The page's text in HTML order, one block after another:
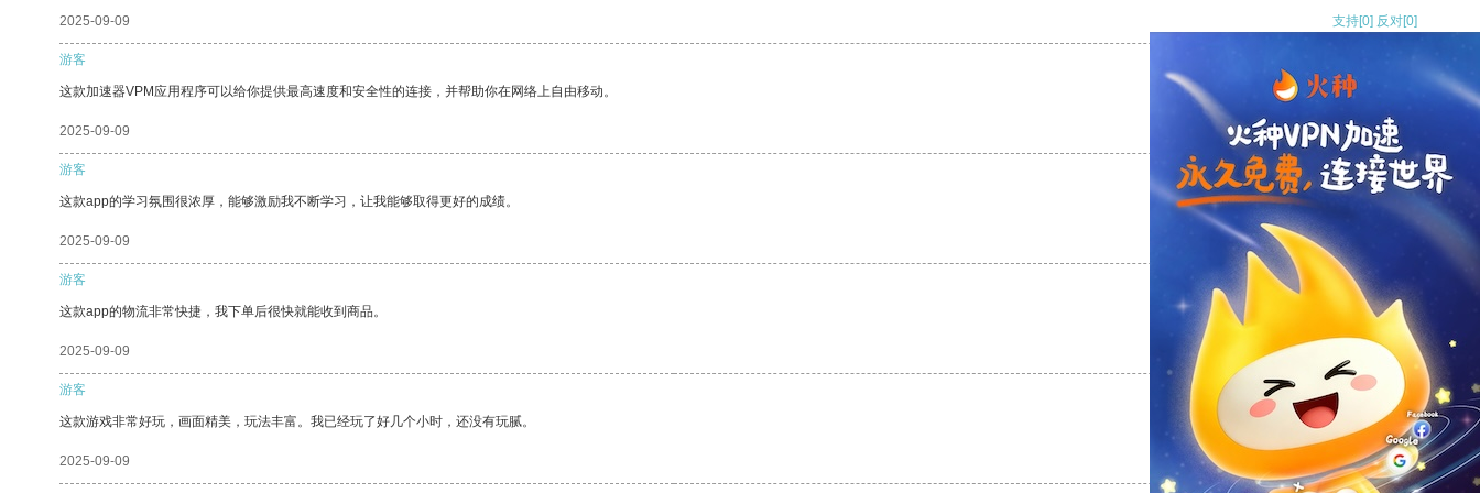
2025-09-09 支持[0] 反对[0]
游客
这款加速器VPM应用程序可以给你提供最高速度和安全性的连接，并帮助你在网络上自由移动。
2025-09-09 支持[0] 反对
游客
这款app的学习氛围很浓厚，能够激励我不断学习，让我能够取得更好的成绩。
2025-09-09 支持
游客
这款app的物流非常快捷，我下单后很快就能收到商品。
2025-09-09 反对 [0]
游客
这款游戏非常好玩，画面精美，玩法丰富。我已经玩了好几个小时，还没有玩腻。
2025-09-09 支持[0] 反对[0]